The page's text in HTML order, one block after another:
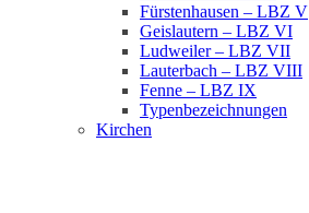
Fürstenhausen – LBZ V
Geislautern – LBZ VI
Ludweiler – LBZ VII
Lauterbach – LBZ VIII
Fenne – LBZ IX
Typenbezeichnungen
Kirchen